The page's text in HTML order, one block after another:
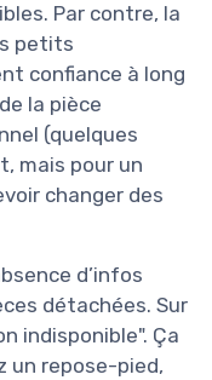
Par contre, la
petits
confiance à long
la pièce
(quelques
mais pour un
changer des
d’infos
détachées. Sur
indisponible". Ça
un repose-pied,